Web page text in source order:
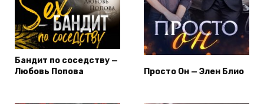
Бандит по соседству —
Любовь Попова
Просто Он — Элен Блио